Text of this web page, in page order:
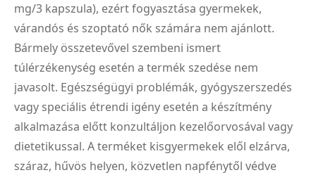
mg/3 kapszula), ezért fogyasztása gyermekek,
várandós és szoptató nők számára nem ajánlott.
Bármely összetevővel szembeni ismert
túlérzékenység esetén a termék szedése nem
javasolt. Egészségügyi problémák, gyógyszerszedés
vagy speciális étrendi igény esetén a készítmény
alkalmazása előtt konzultáljon kezelőorvosával vagy
dietetikussal. A terméket kisgyermekek elől elzárva,
száraz, hűvös helyen, közvetlen napfénytől védve